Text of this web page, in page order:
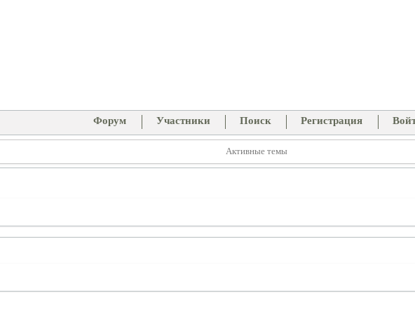
Форум Участники Поиск Регистрация
Активные темы